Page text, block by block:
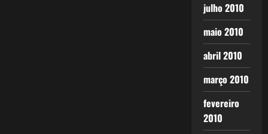
julho 2010
maio 2010
abril 2010
março 2010
fevereiro
2010